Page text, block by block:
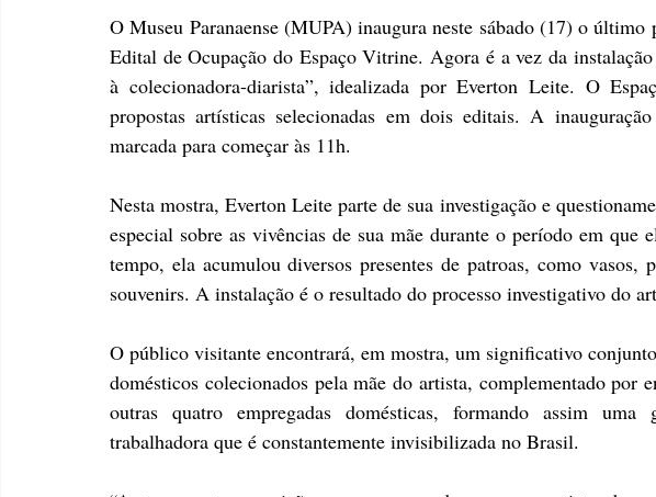
O Museu Paranaense (MUPA) inaugura neste sábado (17) o
Edital de Ocupação do Espaço Vitrine. Agora é a vez da
à colecionadora-diarista”, idealizada por Everton Leite. O
propostas artísticas selecionadas em dois editais. A
marcada para começar às 11h.
Nesta mostra, Everton Leite parte de sua investigação e
especial sobre as vivências de sua mãe durante o período em que
tempo, ela acumulou diversos presentes de patroas, como vasos,
souvenirs. A instalação é o resultado do processo investigativo do
O público visitante encontrará, em mostra, um significativo
domésticos colecionados pela mãe do artista, complementado por
outras quatro empregadas domésticas, formando assim
trabalhadora que é constantemente invisibilizada no Brasil.